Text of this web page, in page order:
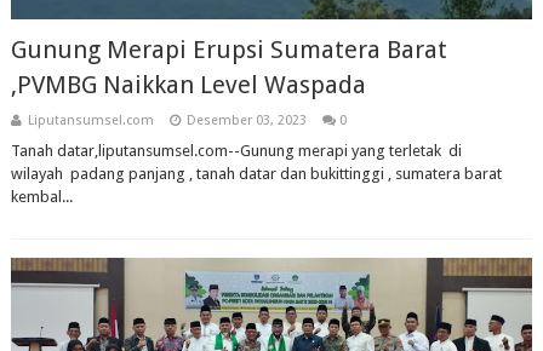
Gunung Merapi Erupsi Sumatera Barat
,PVMBG Naikkan Level Waspada
Liputansumsel.com Desember 03, 2023 0
Tanah datar,liputansumsel.com--Gunung merapi yang terletak di
wilayah padang panjang , tanah datar dan bukittinggi , sumatera barat
kembal...